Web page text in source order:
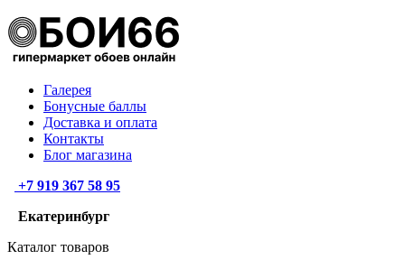
Галерея
Бонусные баллы
Доставка и оплата
Контакты
Блог магазина
+7 919 367 58 95
Екатеринбург
Каталог товаров